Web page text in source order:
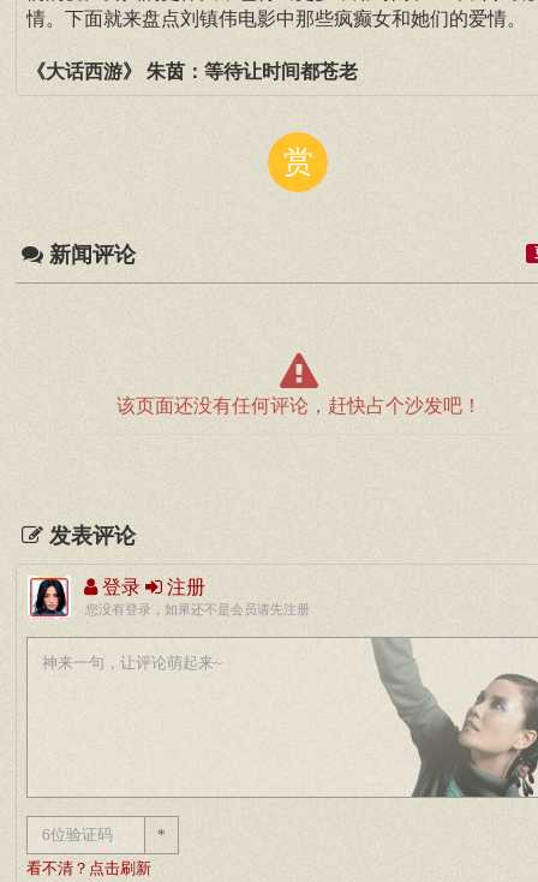
情。下面就来盘点刘镇伟电影中那些疯癫女和她们的爱情。
《大话西游》 朱茵 ：等待让时间都苍老
赏
新闻评论
该页面还没有任何评论，赶快占个沙发吧！
发表评论
登录 注册
您没有登录，如果还不是会员请先注册
*
看不清？点击刷新